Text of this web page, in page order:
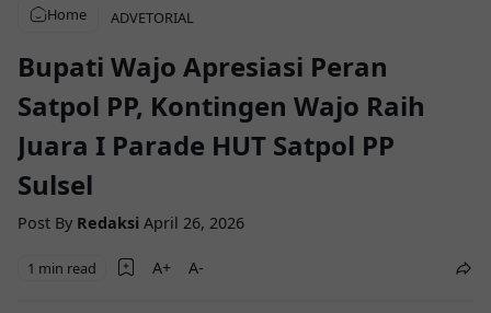
Home ADVETORIAL
Bupati Wajo Apresiasi Peran
Satpol PP, Kontingen Wajo Raih
Juara I Parade HUT Satpol PP
Sulsel
Post By Redaksi April 26, 2026
1 min read